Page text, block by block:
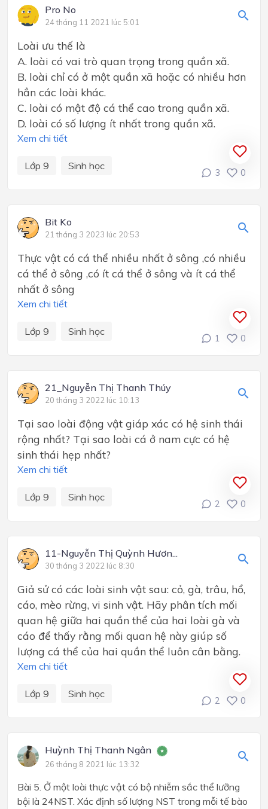
Pro No
24 tháng 11 2021 lúc 5:01
Loài ưu thế là
A. loài có vai trò quan trọng trong quần xã.
B. loài chỉ có ở một quần xã hoặc có nhiều hơn
hẳn các loài khác.
C. loài có mật độ cá thể cao trong quần xã.
D. loài có số lượng ít nhất trong quần xã.
Xem chi tiết
Lớp 9 Sinh học
3 0
Bit Ko
21 tháng 3 2023 lúc 20:53
Thực vật có cá thể nhiều nhất ở sông ,có nhiều
cá thể ở sông ,có ít cá thể ở sông và ít cá thể
nhất ở sông
Xem chi tiết
Lớp 9 Sinh học
1 0
21_Nguyễn Thị Thanh Thúy
20 tháng 3 2022 lúc 10:13
Tại sao loài động vật giáp xác có hệ sinh thái
rộng nhất? Tại sao loài cá ở nam cực có hệ
sinh thái hẹp nhất?
Xem chi tiết
Lớp 9 Sinh học
2 0
11-Nguyễn Thị Quỳnh Hươn...
30 tháng 3 2022 lúc 8:30
Giả sử có các loài sinh vật sau: cỏ, gà, trâu, hổ,
cáo, mèo rừng, vi sinh vật. Hãy phân tích mối
quan hệ giữa hai quần thể của hai loài gà và
cáo để thấy rằng mối quan hệ này giúp số
lượng cá thể của hai quần thể luôn cân bằng.
Xem chi tiết
Lớp 9 Sinh học
2 0
Huỳnh Thị Thanh Ngân
26 tháng 8 2021 lúc 13:32
Bài 5. Ở một loài thực vật có bộ nhiễm sắc thể lưỡng
bội là 24NST. Xác định số lượng NST trong mỗi tế bào